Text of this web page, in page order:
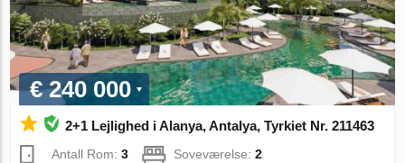
€ 240 000
2+1 Lejlighed i Alanya, Antalya, Tyrkiet Nr. 211463
Antall Rom:3 Soveværelse:2